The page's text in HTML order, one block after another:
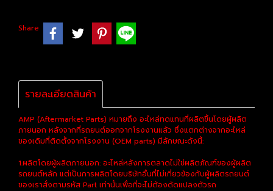
Share
รายละเอียดสินค้า
AMP (Aftermarket Parts) หมายถึง อะไหล่ทดแทนที่ผลิตขึ้นโดยผู้ผลิต
ภายนอก หลังจากที่รถยนต์ออกจากโรงงานแล้ว ซึ่งแตกต่างจากอะไหล่
ของเดิมที่ติดตั้งจากโรงงาน (OEM parts) มีลักษณะดังนี้:
1.ผลิตโดยผู้ผลิตภายนอก: อะไหล่หลังการตลาดไม่ใช่ผลิตภัณฑ์ของผู้ผลิต
รถยนต์หลัก แต่เป็นการผลิตโดยบริษัทอื่นที่ไม่เกี่ยวข้องกับผู้ผลิตรถยนต์
ของเราสั่งตามรหัส Part เท่านั้นเพื่อที่จะไม่ต้องดัดแปลงตัวรถ